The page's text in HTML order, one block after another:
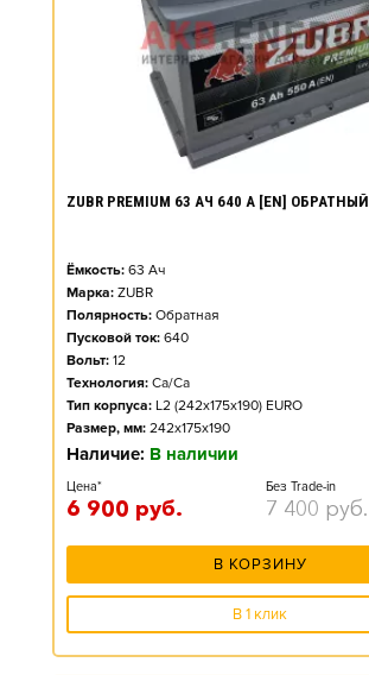
ZUBR PREMIUM 63 АЧ 640 А [EN] ОБРАТНЫЙ
Ёмкость: 63 Ач
Марка: ZUBR
Полярность: Обратная
Пусковой ток: 640
Вольт: 12
Технология: Ca/Ca
Тип корпуса: L2 (242x175x190) EURO
Размер, мм: 242x175x190
Наличие: В наличии
Цена*
6 900 руб.
Без Trade-in
7 400 руб.
В КОРЗИНУ
В 1 клик